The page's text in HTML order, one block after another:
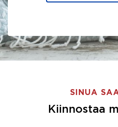
SINUA
Kiinnostaa